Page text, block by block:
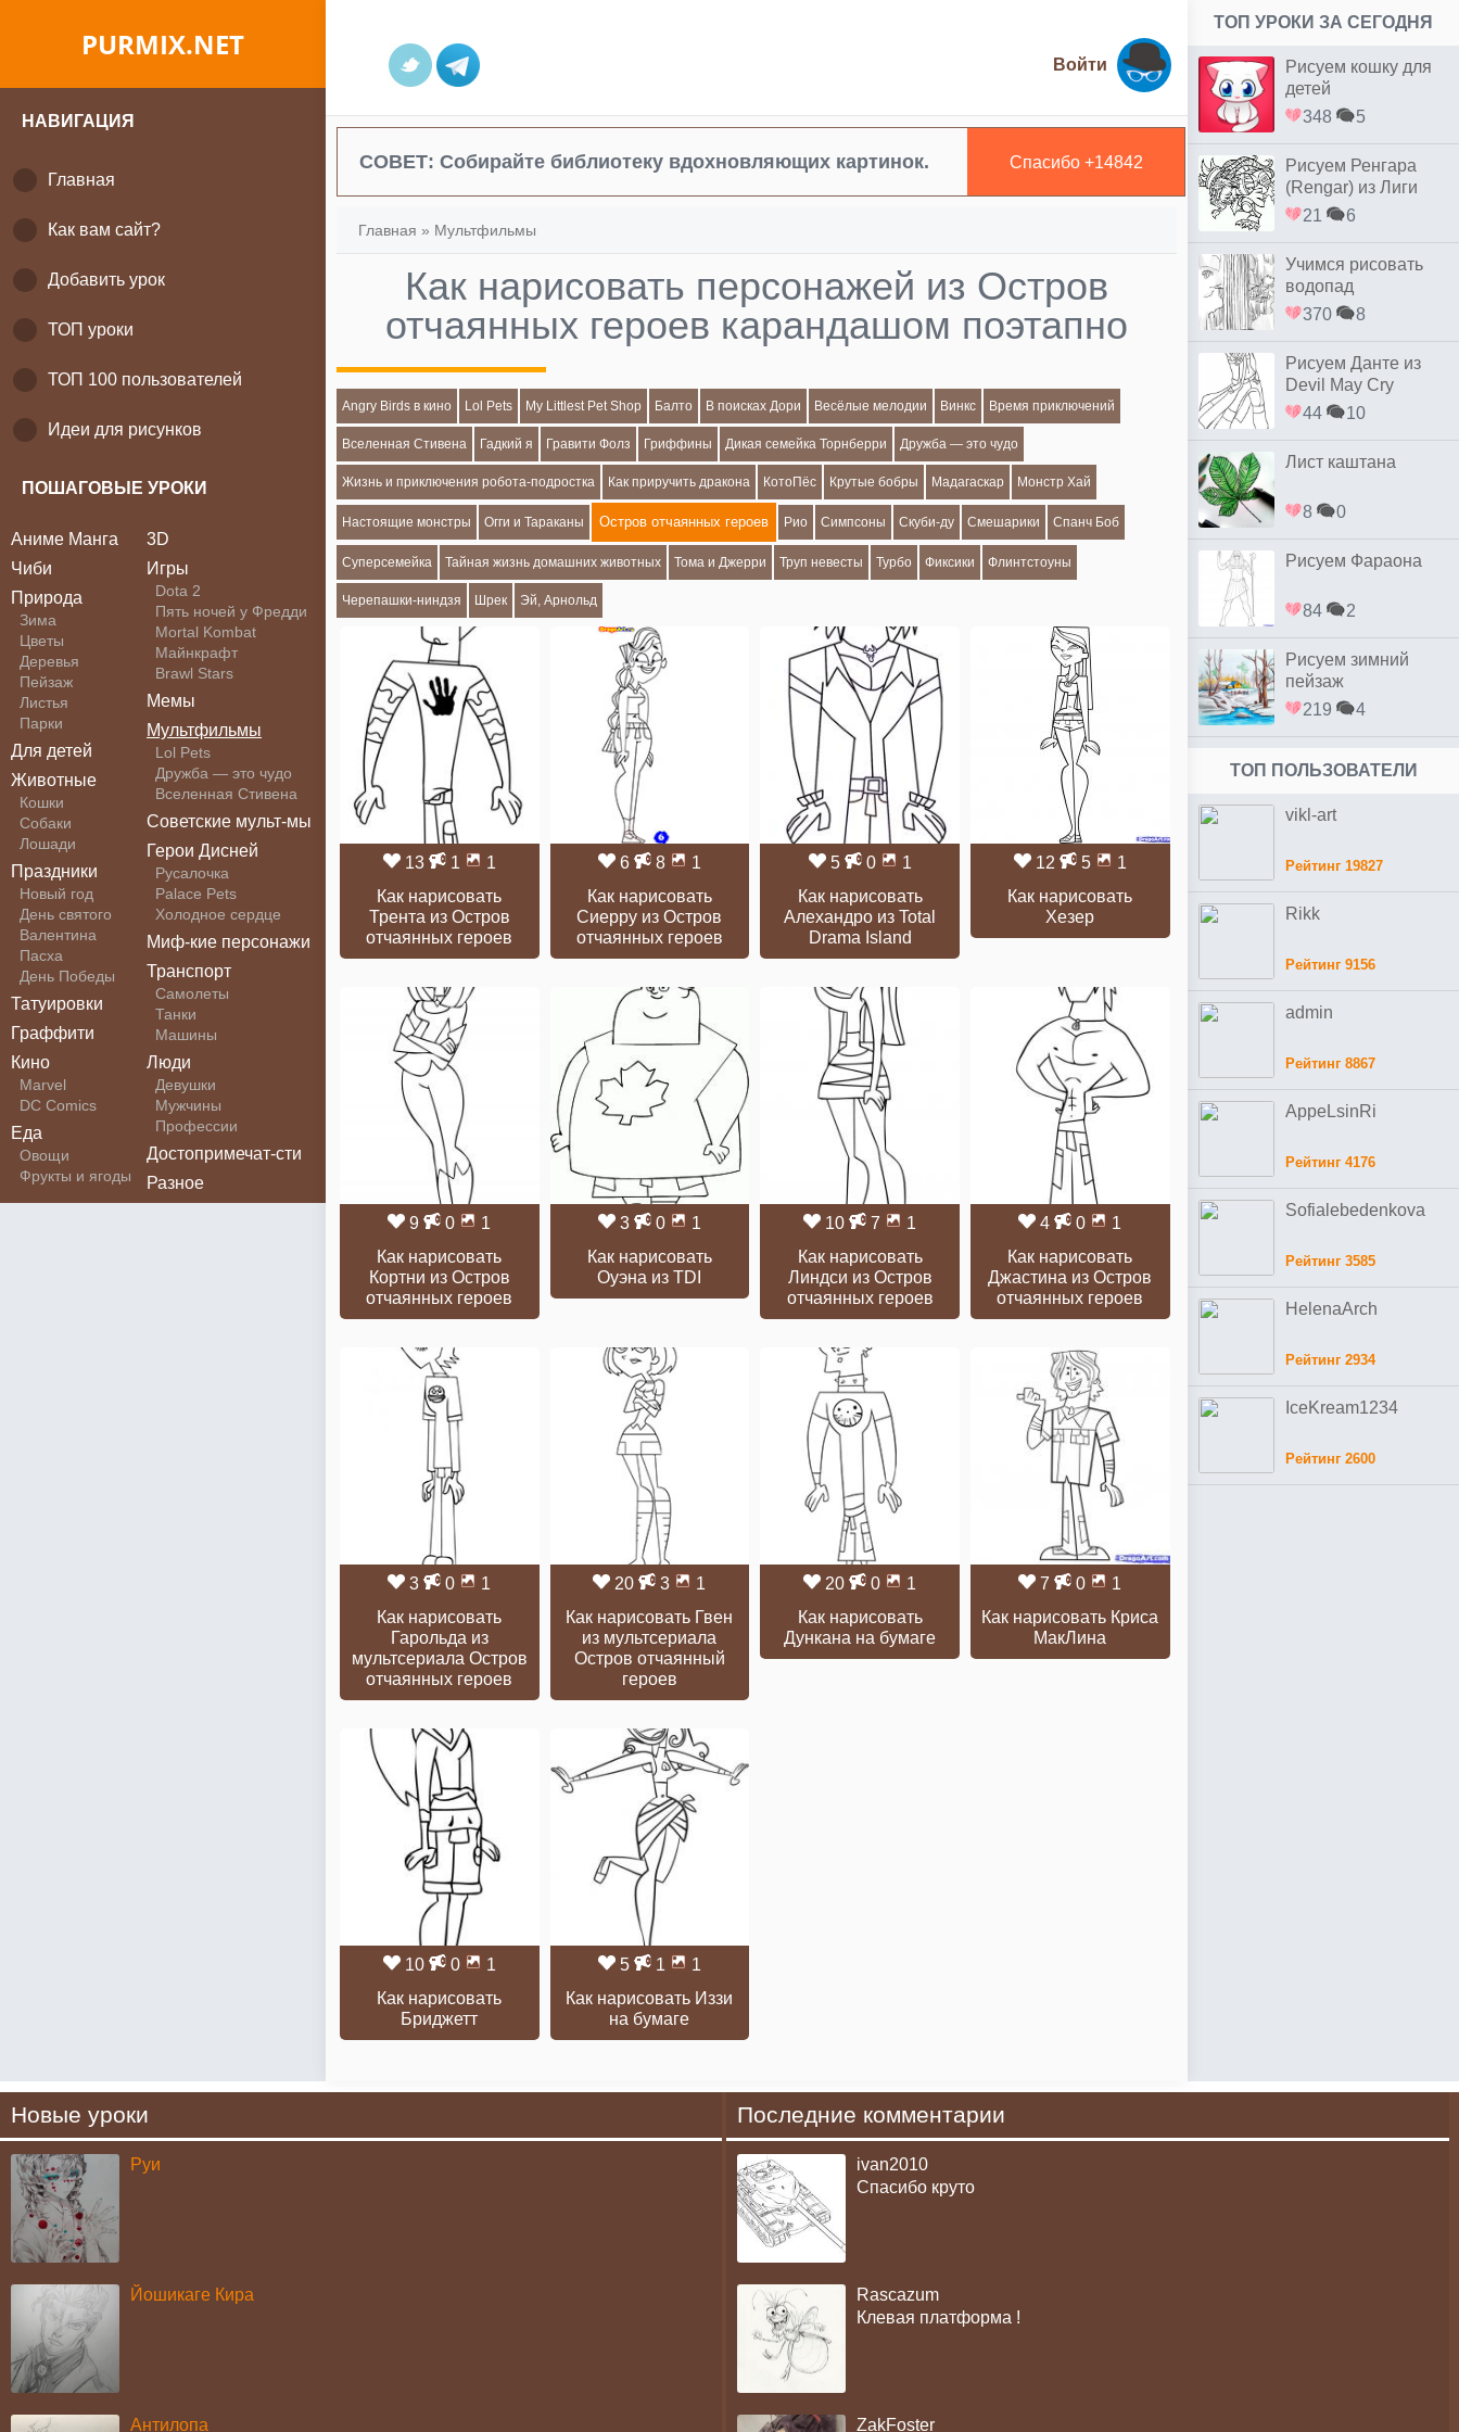
PURMIX.NET
НАВИГАЦИЯ
Главная
Как вам сайт?
Добавить урок
ТОП уроки
ТОП 100 пользователей
Идеи для рисунков
ПОШАГОВЫЕ УРОКИ
Аниме Манга
Чиби
Природа
Зима
Цветы
Деревья
Пейзаж
Листья
Парки
Для детей
Животные
Кошки
Собаки
Лошади
Праздники
Новый год
День святого
Валентина
Пасха
День Победы
Татуировки
Граффити
Кино
Marvel
DC Comics
Еда
Овощи
Фрукты и ягоды
3D
Игры
Dota 2
Пять ночей у Фредди
Mortal Kombat
Майнкрафт
Brawl Stars
Мемы
Мультфильмы
Lol Pets
Дружба — это чудо
Вселенная Стивена
Советские мульт-мы
Герои Дисней
Русалочка
Palace Pets
Холодное сердце
Миф-кие персонажи
Транспорт
Самолеты
Танки
Машины
Люди
Девушки
Мужчины
Профессии
Достопримечат-сти
Разное
Войти
СОВЕТ: Собирайте библиотеку вдохновляющих картинок. Спасибо +14842
Главная » Мультфильмы
Как нарисовать персонажей из Остров
отчаянных героев карандашом поэтапно
Angry Birds в кино Lol Pets My Littlest Pet Shop Балто В поисках Дори Весёлые мелодии Винкс Время приключений
Вселенная Стивена Гадкий я Гравити Фолз Гриффины Дикая семейка Торнберри Дружба — это чудо
Жизнь и приключения робота-подростка Как приручить дракона КотоПёс Крутые бобры Мадагаскар Монстр Хай
Настоящие монстры Огги и Тараканы Остров отчаянных героев Рио Симпсоны Скуби-ду Смешарики Спанч Боб
Суперсемейка Тайная жизнь домашних животных Тома и Джерри Труп невесты Турбо Фиксики Флинтстоуны
Черепашки-ниндзя Шрек Эй, Арнольд
13 1
1
Как нарисовать
Трента из Остров
отчаянных героев
6 8
1
Как нарисовать
Сиерру из Остров
отчаянных героев
5 0
1
Как нарисовать
Алехандро из Total
Drama Island
12 5
1
Как нарисовать
Хезер
9 0
1
Как нарисовать
Кортни из Остров
отчаянных героев
3 0
1
Как нарисовать
Оуэна из TDI
10 7
1
Как нарисовать
Линдси из Остров
отчаянных героев
4 0
1
Как нарисовать
Джастина из Остров
отчаянных героев
3 0
1
Как нарисовать
Гарольда из
мультсериала Остров
отчаянных героев
20 3
1
Как нарисовать Гвен
из мультсериала
Остров отчаянный
героев
20 0
1
Как нарисовать
Дункана на бумаге
7 0
1
Как нарисовать Криса
МакЛина
10 0
1
Как нарисовать
Бриджетт
5 1
1
Как нарисовать Иззи
на бумаге
ТОП УРОКИ ЗА СЕГОДНЯ
Рисуем кошку для
детей
348
5
Рисуем Ренгара
(Rengar) из Лиги
Легенд
21 6
Учимся рисовать
водопад
370
8
Рисуем Данте из
Devil May Cry
44
10
Лист каштана
8 0
Рисуем Фараона
84 2
Рисуем зимний
пейзаж
219
4
ТОП ПОЛЬЗОВАТЕЛИ
vikl-art
Рейтинг 19827
Rikk
Рейтинг 9156
admin
Рейтинг 8867
AppeLsinRi
Рейтинг 4176
Sofialebedenkova
Рейтинг 3585
HelenaArch
Рейтинг 2934
IceKream1234
Рейтинг 2600
Новые уроки
Руи
Йошикаге Кира
Антилопа
Последние комментарии
ivan2010
Спасибо круто
Rascazum
Клевая платформа !
ZakFoster